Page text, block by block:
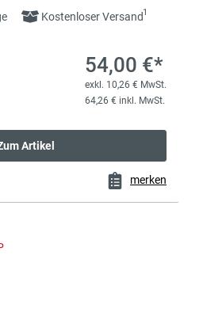
Kostenloser Versand1
54,00 €*
exkl. 10,26 € MwSt.
64,26 € inkl. MwSt.
Artikel
merken